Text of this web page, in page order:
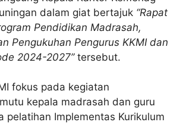
dalam giat bertajuk “Rapat
Pendidikan Madrasah,
Pengukuhan Pengurus KKMI dan
2024-2027”tersebut.
fokus pada kegiatan
kepala madrasah dan guru
pelatihan Implementas Kurikulum